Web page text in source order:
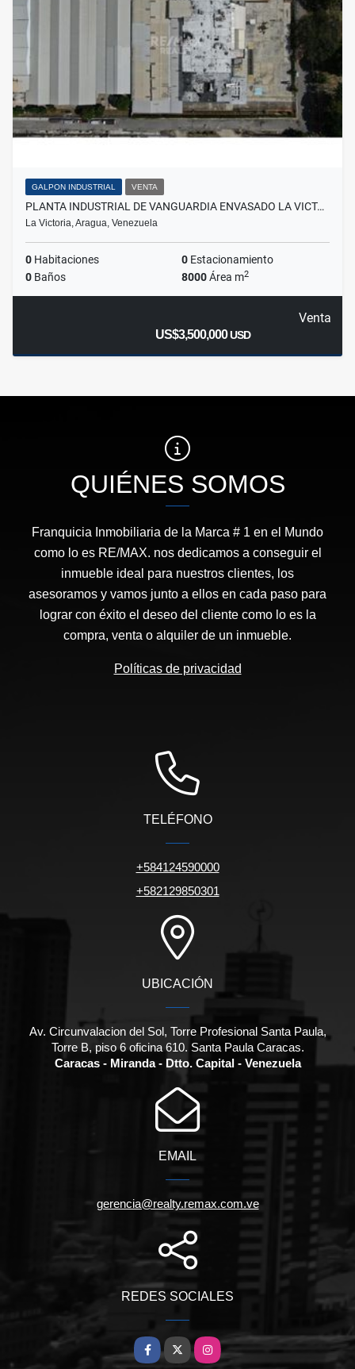
GALPON INDUSTRIAL VENTA
PLANTA INDUSTRIAL DE VANGUARDIA ENVASADO LA VICT…
La Victoria, Aragua, Venezuela
0 Habitaciones 0 Estacionamiento
0 Baños 8000Área m2
Venta
US$3,500,000USD
QUIÉNES SOMOS
Franquicia Inmobiliaria de la Marca # 1 en el Mundo
como lo es RE/MAX. nos dedicamos a conseguir el
inmueble ideal para nuestros clientes, los
asesoramos y vamos junto a ellos en cada paso para
lograr con éxito el deseo del cliente como lo es la
compra, venta o alquiler de un inmueble.
Políticas de privacidad
TELÉFONO
+584124590000
+582129850301
UBICACIÓN
Av. Circunvalacion del Sol, Torre Profesional Santa Paula,
Torre B, piso 6 oficina 610. Santa Paula Caracas.
Caracas - Miranda - Dtto. Capital - Venezuela
EMAIL
gerencia@realty.remax.com.ve
REDES SOCIALES
Facebook
X Instagram